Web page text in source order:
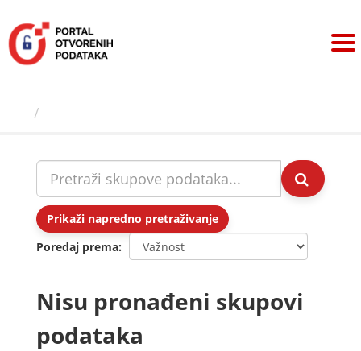
sadržaj
Prikaži napredno pretraživanje
Poredaj prema
Nisu pronađeni skupovi
podataka